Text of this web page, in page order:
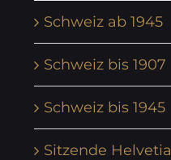
Schweiz ab 1945
Schweiz bis 1907
Schweiz bis 1945
Sitzende Helvetia